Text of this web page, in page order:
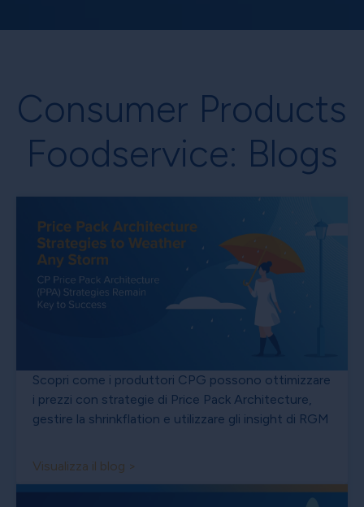
Consumer Products
Foodservice: Blogs
Scopri come i produttori CPG possono ottimizzare
i prezzi con strategie di Price Pack Architecture,
gestire la shrinkflation e utilizzare gli insight di RGM
Visualizza il blog >